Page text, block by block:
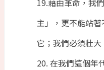
19.藉由革命，我
主」，更不能站
它；我們必須壯
20. 在我們這個年